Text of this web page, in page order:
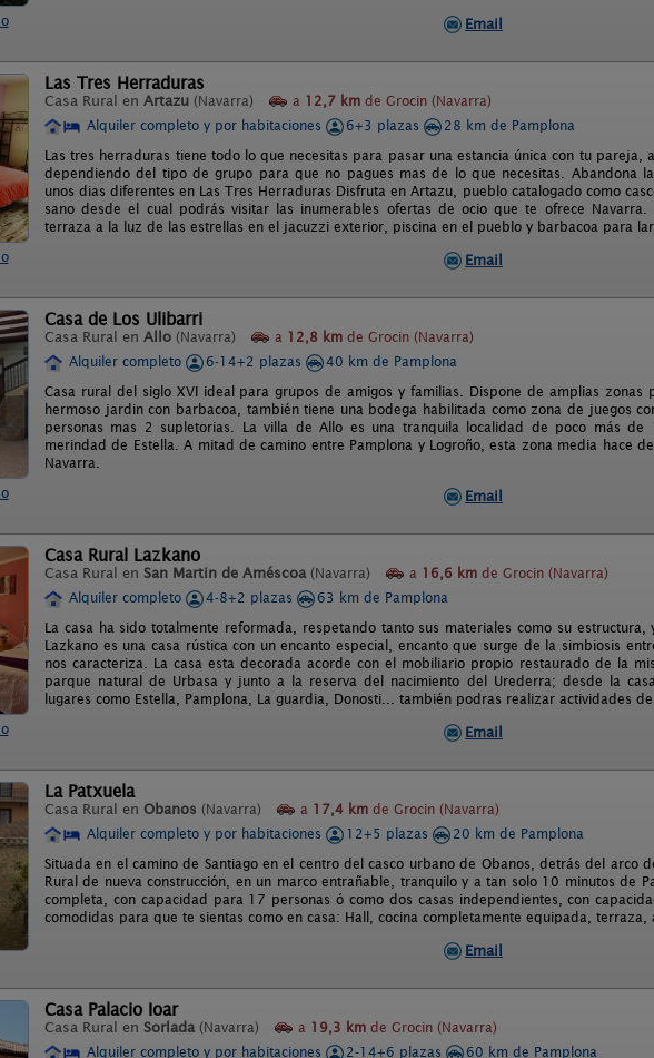
Email
Las Tres Herraduras
Casa Rural en Artazu (Navarra) a 12,7 km de Grocin (Navarra)
Alquiler completo y por habitaciones
6+3 plazas
28 km de Pamplona
Las tres herraduras tiene todo lo que necesitas para pasar una estancia única con tu pareja,
dependiendo del tipo de grupo para que no pagues mas de lo que necesitas. Abandona
unos dias diferentes en Las Tres Herraduras Disfruta en Artazu, pueblo catalogado como
sano desde el cual podrás visitar las inumerables ofertas de ocio que te ofrece
terraza a la luz de las estrellas en el jacuzzi exterior, piscina en el pueblo y barbacoa para
Email
Casa de Los Ulibarri
Casa Rural en Allo (Navarra) a 12,8 km de Grocin (Navarra)
Alquiler completo
6-14+2 plazas
40 km de Pamplona
Casa rural del siglo XVI ideal para grupos de amigos y familias. Dispone de amplias zonas
hermoso jardin con barbacoa, también tiene una bodega habilitada como zona de juegos
personas mas 2 supletorias. La villa de Allo es una tranquila localidad de poco más
merindad de Estella. A mitad de camino entre Pamplona y Logroño, esta zona media hace
Navarra.
Email
Casa Rural Lazkano
Casa Rural en San Martin de Améscoa (Navarra) a 16,6 km de Grocin (Navarra)
Alquiler completo
4-8+2 plazas
63 km de Pamplona
La casa ha sido totalmente reformada, respetando tanto sus materiales como su
Lazkano es una casa rústica con un encanto especial, encanto que surge de la simbiosis
nos caracteriza. La casa esta decorada acorde con el mobiliario propio restaurado de la
parque natural de Urbasa y junto a la reserva del nacimiento del Urederra; desde la
lugares como Estella, Pamplona, La guardia, Donosti... también podras realizar actividades
Email
La Patxuela
Casa Rural en Obanos (Navarra) a 17,4 km de Grocin (Navarra)
Alquiler completo y por habitaciones
12+5 plazas
20 km de Pamplona
Situada en el camino de Santiago en el centro del casco urbano de Obanos, detrás del arco
Rural de nueva construcción, en un marco entrañable, tranquilo y a tan solo 10 minutos de
completa, con capacidad para 17 personas ó como dos casas independientes, con
comodidas para que te sientas como en casa: Hall, cocina completamente equipada, terraza,
Email
Casa Palacio Ioar
Casa Rural en Sorlada (Navarra) a 19,3 km de Grocin (Navarra)
Alquiler completo y por habitaciones
2-14+6 plazas 60 km de Pamplona